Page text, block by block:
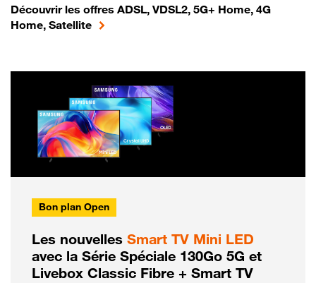
Découvrir les offres ADSL, VDSL2, 5G+ Home, 4G
Home, Satellite
Bon plan Open
Les nouvelles Smart TV Mini LED
avec la Série Spéciale 130Go 5G et
Livebox Classic Fibre + Smart TV